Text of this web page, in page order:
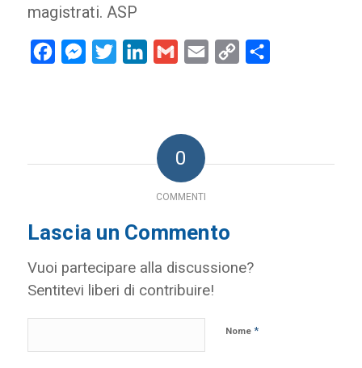
magistrati. ASP
FacebookMessenger
Twitter LinkedInGmail Email
Copy
0
COMMENTI
Lascia un Commento
Vuoi partecipare alla discussione?
Sentitevi liberi di contribuire!
Nome *